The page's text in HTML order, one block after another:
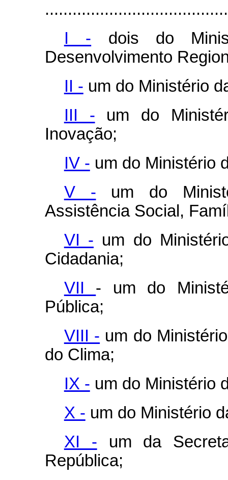
I - dois do
Desenvolvimento
II - um do Ministério
III - um do
Inovação;
IV - um do Ministério
V - um do
Assistência Social,
VI - um do
Cidadania;
VII - um do
Pública;
VIII - um do
do Clima;
IX - um do Ministério
X - um do Ministério
XI - um da
República;